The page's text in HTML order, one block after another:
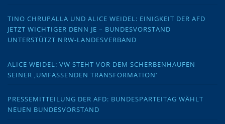
TINO CHRUPALLA UND ALICE WEIDEL: EINIGKEIT DER AFD
JETZT WICHTIGER DENN JE – BUNDESVORSTAND
UNTERSTÜTZT NRW-LANDESVERBAND
ALICE WEIDEL: VW STEHT VOR DEM SCHERBENHAUFEN
SEINER ‚UMFASSENDEN TRANSFORMATION‘
PRESSEMITTEILUNG DER AFD: BUNDESPARTEITAG WÄHLT
NEUEN BUNDESVORSTAND